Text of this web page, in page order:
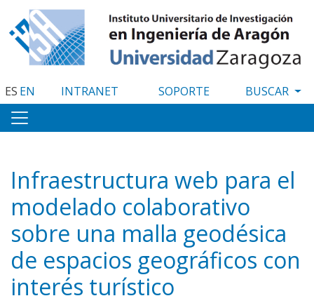
al
contenido
principal
ES EN INTRANET SOPORTE
Infraestructura web para el
modelado colaborativo
sobre una malla geodésica
de espacios geográficos con
interés turístico